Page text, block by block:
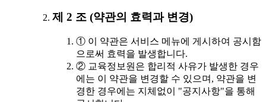
제 2 조 (약관의 효력과 변경)
① 이 약관은 서비스 메뉴에 게시하여 공시함
으로써 효력을 발생합니다.
② 교육정보원은 합리적 사유가 발생한 경우
에는 이 약관을 변경할 수 있으며, 약관을 변
경한 경우에는 지체없이 "공지사항"을 통해